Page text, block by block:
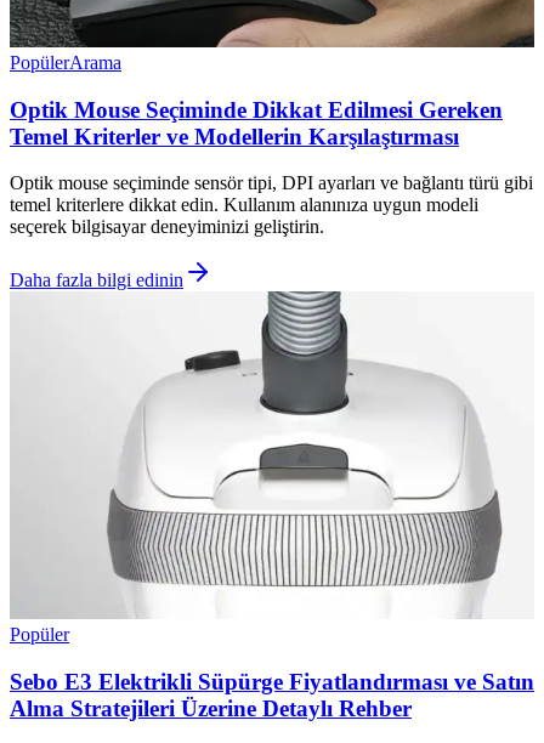
PopülerArama
Optik Mouse Seçiminde Dikkat Edilmesi Gereken
Temel Kriterler ve Modellerin Karşılaştırması
Optik mouse seçiminde sensör tipi, DPI ayarları ve bağlantı türü gibi
temel kriterlere dikkat edin. Kullanım alanınıza uygun modeli
seçerek bilgisayar deneyiminizi geliştirin.
Daha fazla bilgi edinin
Popüler
Sebo E3 Elektrikli Süpürge Fiyatlandırması ve Satın
Alma Stratejileri Üzerine Detaylı Rehber